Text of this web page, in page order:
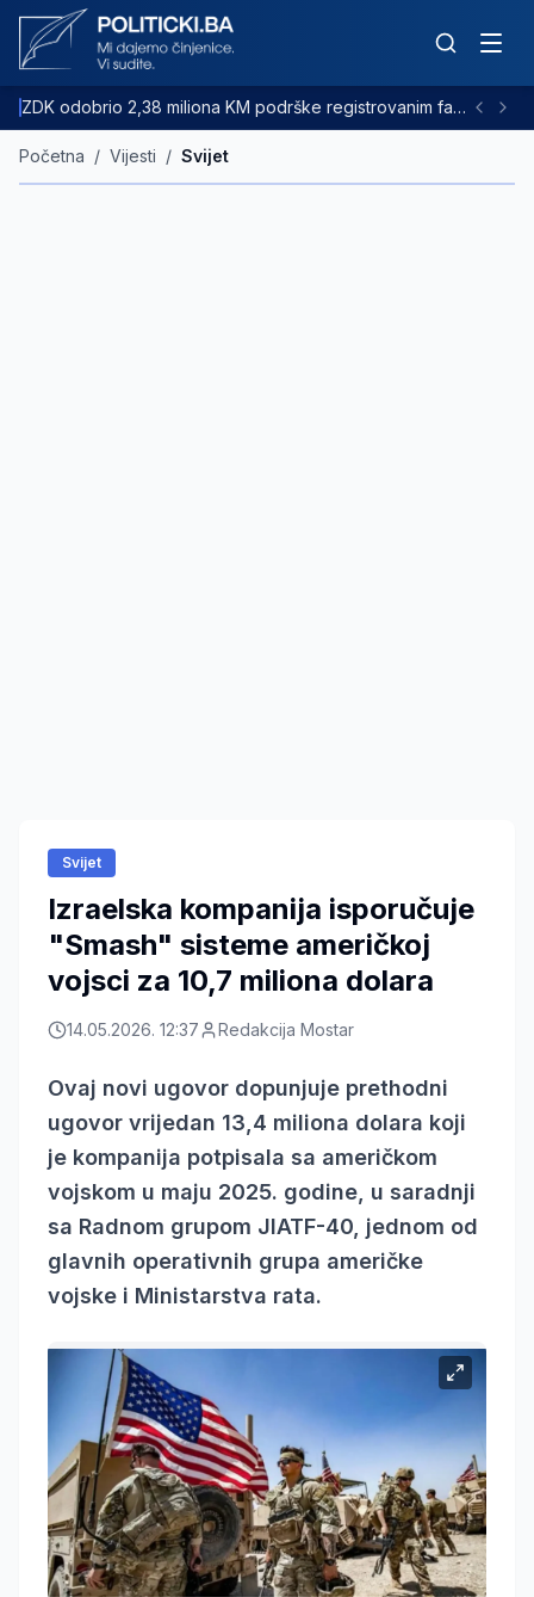
ZDK odobrio 2,38 miliona KM podrške registrovanim farmama goveda
Početna / Vijesti / Svijet
Svijet
Izraelska kompanija isporučuje
"Smash" sisteme američkoj
vojsci za 10,7 miliona dolara
14.05.2026. 12:37 Redakcija Mostar
Ovaj novi ugovor dopunjuje prethodni
ugovor vrijedan 13,4 miliona dolara koji
je kompanija potpisala sa američkom
vojskom u maju 2025. godine, u saradnji
sa Radnom grupom JIATF-40, jednom od
glavnih operativnih grupa američke
vojske i Ministarstva rata.